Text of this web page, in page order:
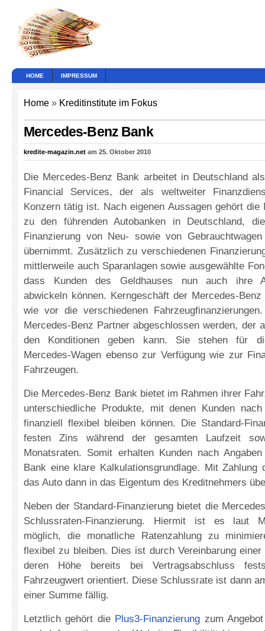
HOME IMPRESSUM
Home » Kreditinstitute im Fokus
Mercedes-Benz Bank
kredite-magazin.net am 25. Oktober 2010
Die Mercedes-Benz Bank arbeitet in Deutschland
Financial Services, der als weltweiter
Konzern tätig ist. Nach eigenen Aussagen gehört die
zu den führenden Autobanken in Deutschland,
Finanzierung von Neu- sowie von
übernimmt. Zusätzlich zu verschiedenen
mittlerweile auch Sparanlagen sowie ausgewählte
dass Kunden des Geldhauses nun auch ihre
abwickeln können. Kerngeschäft der Mercedes-
wie vor die verschiedenen
Mercedes-Benz Partner abgeschlossen werden, der
den Konditionen geben kann. Sie stehen für
Mercedes-Wagen ebenso zur Verfügung wie zur
Fahrzeugen.
Die Mercedes-Benz Bank bietet im Rahmen ihrer
unterschiedliche Produkte, mit denen Kunden
finanziell flexibel bleiben können. Die Standard-
festen Zins während der gesamten Laufzeit
Monatsraten. Somit erhalten Kunden nach
Bank eine klare Kalkulationsgrundlage. Mit Zahlung
das Auto dann in das Eigentum des Kreditnehmers
Neben der Standard-Finanzierung bietet die
Schlussraten-Finanzierung. Hiermit ist es laut
möglich, die monatliche Ratenzahlung zu
flexibel zu bleiben. Dies ist durch Vereinbarung
deren Höhe bereits bei Vertragsabschluss
Fahrzeugwert orientiert. Diese Schlussrate ist dann
einer Summe fällig.
Letztlich gehört die Plus3-Finanzierung zum